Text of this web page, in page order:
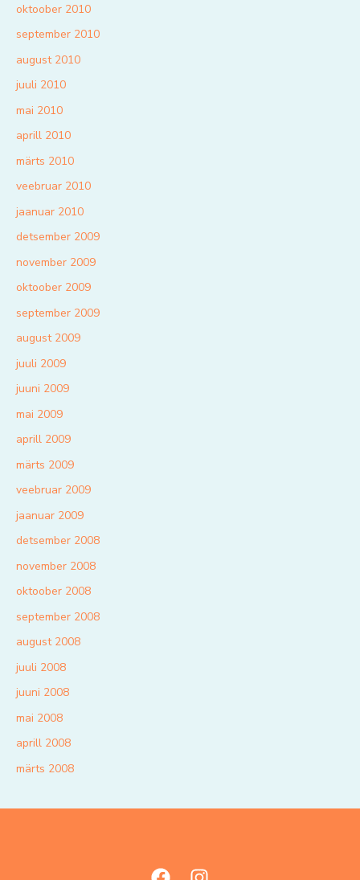
oktoober 2010
september 2010
august 2010
juuli 2010
mai 2010
aprill 2010
märts 2010
veebruar 2010
jaanuar 2010
detsember 2009
november 2009
oktoober 2009
september 2009
august 2009
juuli 2009
juuni 2009
mai 2009
aprill 2009
märts 2009
veebruar 2009
jaanuar 2009
detsember 2008
november 2008
oktoober 2008
september 2008
august 2008
juuli 2008
juuni 2008
mai 2008
aprill 2008
märts 2008